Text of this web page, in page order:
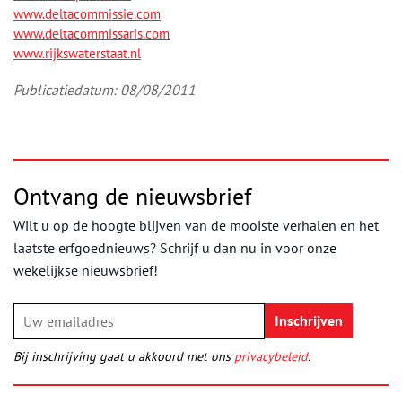
www.deltacommissie.com
www.deltacommissaris.com
www.rijkswaterstaat.nl
Publicatiedatum: 08/08/2011
Ontvang de nieuwsbrief
Wilt u op de hoogte blijven van de mooiste verhalen en het
laatste erfgoednieuws? Schrijf u dan nu in voor onze
wekelijkse nieuwsbrief!
Bij inschrijving gaat u akkoord met ons privacybeleid.